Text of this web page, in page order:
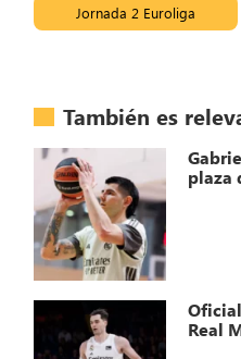
Jornada 2 Euroliga
También es
plaza
Real